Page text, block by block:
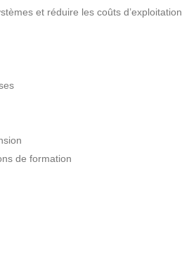
et réduire les coûts d’exploitation
de formation